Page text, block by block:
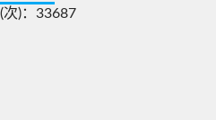
)： 33687